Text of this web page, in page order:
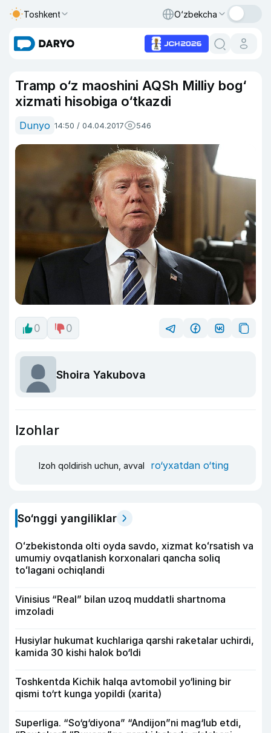
Toshkent O‘zbekcha
Tramp o‘z maoshini AQSh Milliy bog‘
xizmati hisobiga o‘tkazdi
Dunyo 14:50 / 04.04.2017 546
0 0
Shoira Yakubova
Izohlar
Izoh qoldirish uchun, avval ro‘yxatdan o‘ting
So‘nggi yangiliklar
Oʻzbekistonda olti oyda savdo, xizmat koʻrsatish va
umumiy ovqatlanish korxonalari qancha soliq
toʻlagani ochiqlandi
Vinisius “Real” bilan uzoq muddatli shartnoma
imzoladi
Husiylar hukumat kuchlariga qarshi raketalar uchirdi,
kamida 30 kishi halok bo‘ldi
Toshkentda Kichik halqa avtomobil yo‘lining bir
qismi to‘rt kunga yopildi (xarita)
Superliga. “So‘g‘diyona” “Andijon”ni mag‘lub etdi,